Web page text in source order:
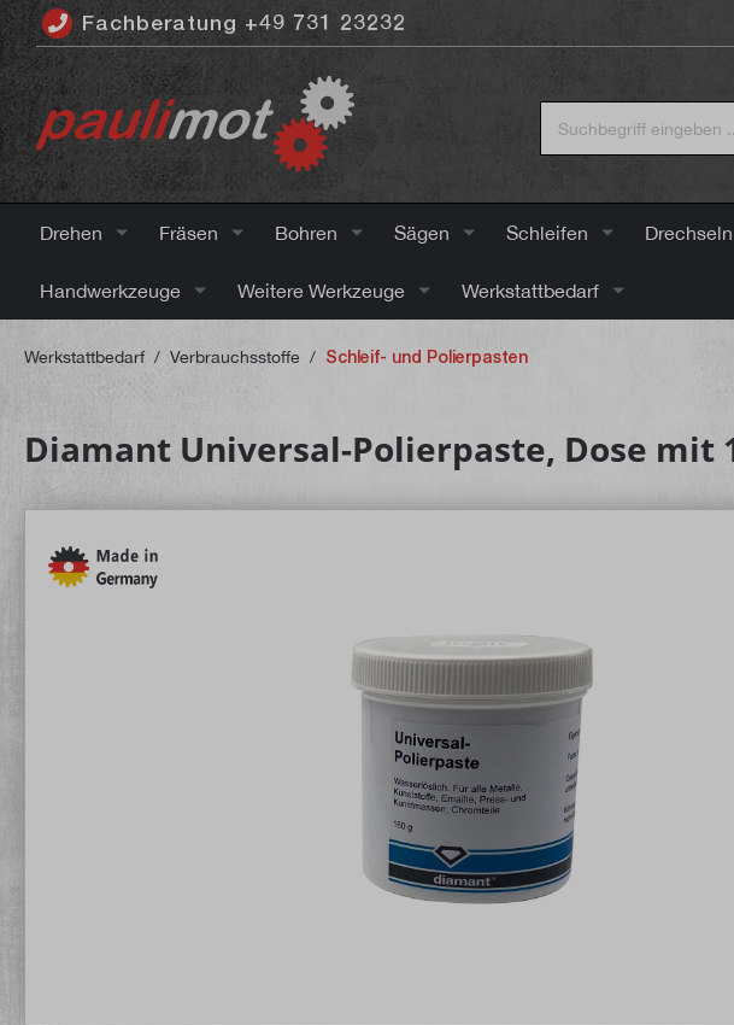
springen
Fachberatung +49 731 23232
Drehen Fräsen Bohren Sägen Schleifen Drechseln
Handwerkzeuge Weitere Werkzeuge Werkstattbedarf
Werkstattbedarf / Verbrauchsstoffe / Schleif- und Polierpasten
Diamant Universal-Polierpaste, Dose mit